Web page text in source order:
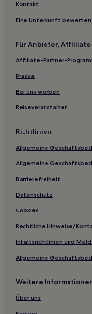
Pingdi: Hotels
Hotels nahe Station
Hotels nahe Stadion
Sanzhoutian: Hotels
Kuiyong: Hotels
Park
Kontakt
Eine Unterkunft bewerten
Für Anbieter,
Affiliate-Partner-
Presse
Bei uns werben
Reiseveranstalter
Richtlinien
Allgemeine
Allgemeine
Barrierefreiheit
Datenschutz
Cookies
Rechtliche Hinweise/
Inhaltsrichtlinien und
Allgemeine
Weitere
Über uns